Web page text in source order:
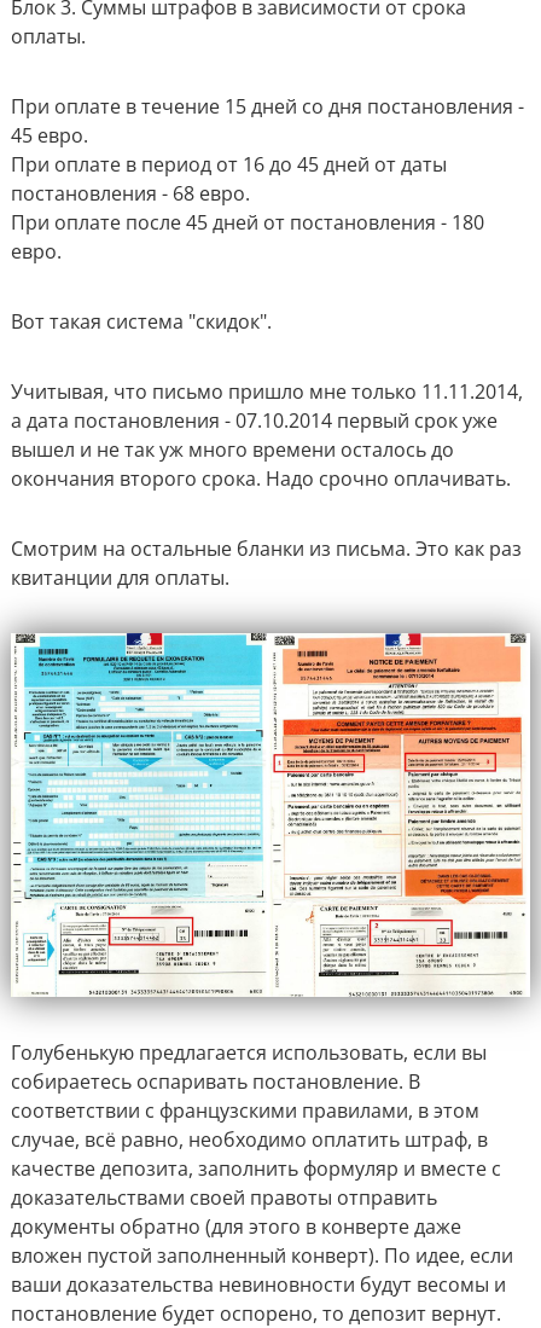
Блок 3. Суммы штрафов в зависимости от срока
оплаты.
При оплате в течение 15 дней со дня постановления -
45 евро.
При оплате в период от 16 до 45 дней от даты
постановления - 68 евро.
При оплате после 45 дней от постановления - 180
евро.
Вот такая система "скидок".
Учитывая, что письмо пришло мне только 11.11.2014,
а дата постановления - 07.10.2014 первый срок уже
вышел и не так уж много времени осталось до
окончания второго срока. Надо срочно оплачивать.
Смотрим на остальные бланки из письма. Это как раз
квитанции для оплаты.
Голубенькую предлагается использовать, если вы
собираетесь оспаривать постановление. В
соответствии с французскими правилами, в этом
случае, всё равно, необходимо оплатить штраф, в
качестве депозита, заполнить формуляр и вместе с
доказательствами своей правоты отправить
документы обратно (для этого в конверте даже
вложен пустой заполненный конверт). По идее, если
ваши доказательства невиновности будут весомы и
постановление будет оспорено, то депозит вернут.